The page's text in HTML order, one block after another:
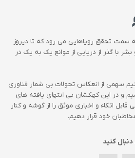
سمت تحقق رویاهایی می رود که تا دیروز
با گذر از دریایی از موانع یک به یک در
سهمی از انعکاس تحولات بی شمار فناوری
و در این کهکشان بی انتهای یافته های
اتکاء و اخباری موثق را از گوشه و کنار
خود قرار دهیم.
کنید